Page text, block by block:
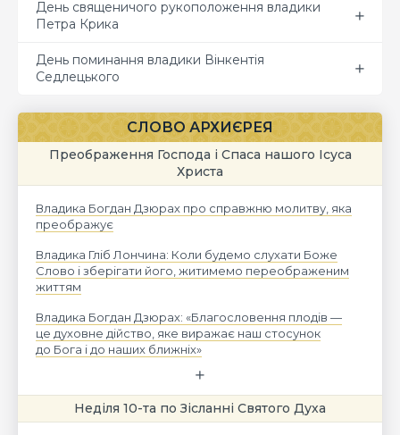
День священичого рукоположення владики
Петра Крика
День поминання владики Вінкентія
Седлецького
СЛОВО АРХИЄРЕЯ
Преображення Господа і Спаса нашого Ісуса
Христа
Владика Богдан Дзюрах про справжню молитву, яка
преображує
Владика Гліб Лончина: Коли будемо слухати Боже
Слово і зберігати його, житимемо переображеним
життям
Владика Богдан Дзюрах: «Благословення плодів —
це духовне дійство, яке виражає наш стосунок
до Бога і до наших ближніх»
Неділя 10-та по Зісланні Святого Духа